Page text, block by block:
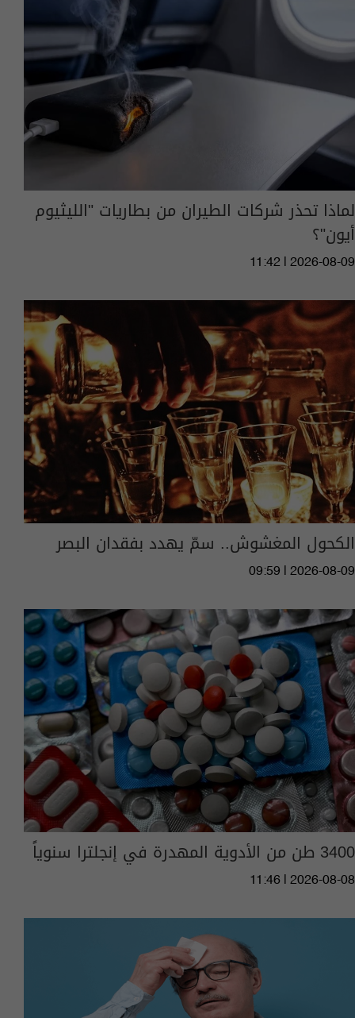
لماذا تحذر شركات الطيران من بطاريات "الليثيوم
أيون"؟
11:42 | 2026-08-09
الكحول المغشوش.. سمّ يهدد بفقدان البصر
09:59 | 2026-08-09
3400 طن من الأدوية المهدرة في إنجلترا سنوياً
11:46 | 2026-08-08